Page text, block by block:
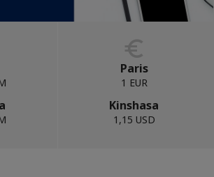
Paris
1 EUR
Kinshasa
1,15 USD